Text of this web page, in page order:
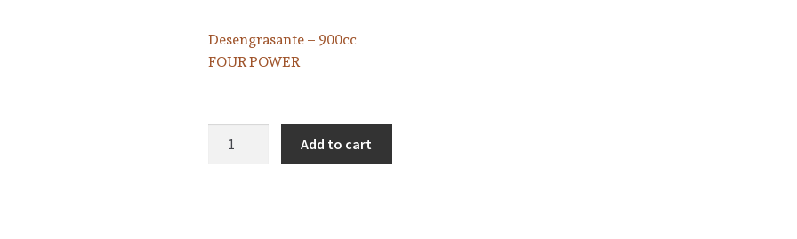
Desengrasante – 900cc
FOUR POWER
Add to cart